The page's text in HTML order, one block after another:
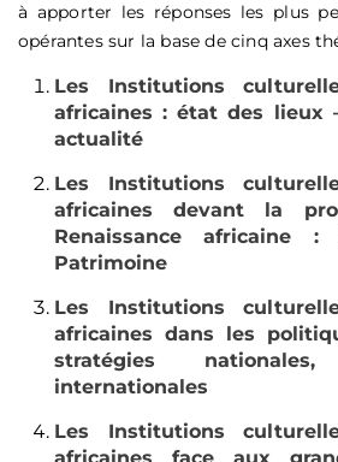
à apporter les réponses les plus
opérantes sur la base de cinq axes
Les Institutions
africaines : état des lieux
actualité
Les Institutions
africaines devant la
Renaissance africaine :
Patrimoine
Les Institutions
africaines dans les
stratégies
internationales
Les Institutions